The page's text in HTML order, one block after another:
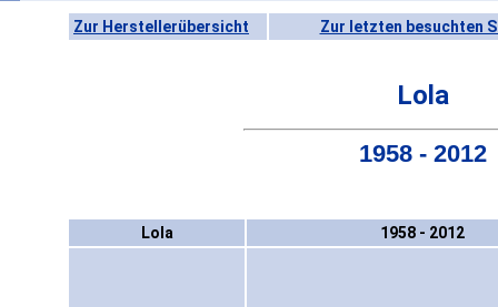
Zur Herstellerübersicht Zur letzten besuchten
Lola
1958 - 2012
Lola 1958 - 2012